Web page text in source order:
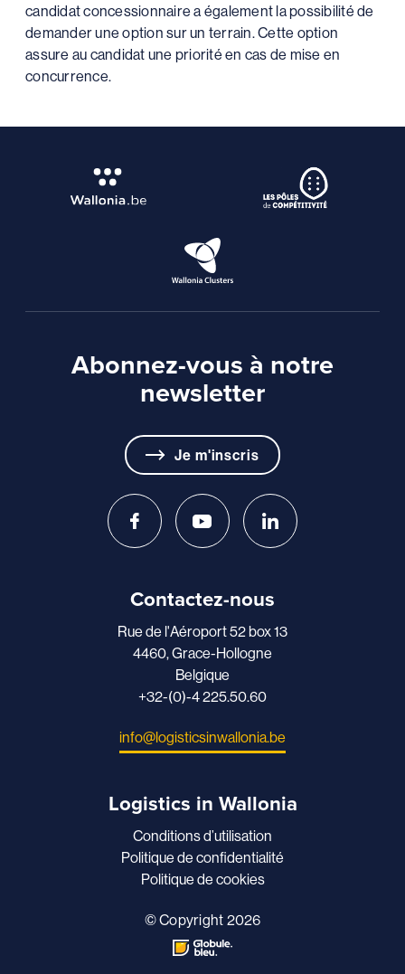
candidat concessionnaire a également la possibilité de
demander une option sur un terrain. Cette option
assure au candidat une priorité en cas de mise en
concurrence.
Abonnez-vous à notre
newsletter
Je m'inscris
Contactez-nous
Rue de l'Aéroport 52 box 13
4460, Grace-Hollogne
Belgique
+32-(0)-4 225.50.60
info@logisticsinwallonia.be
Logistics in Wallonia
Conditions d’utilisation
Politique de confidentialité
Politique de cookies
© Copyright 2026